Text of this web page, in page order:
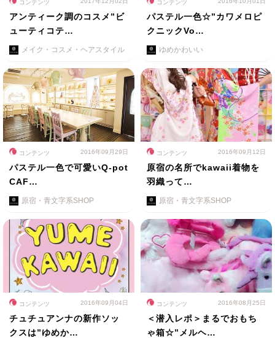
コンテンツ
アンティーク調のコスメ”ビ
ューティコテ…
メイク・コスメ・ヘアスタイル
コンテンツ
パステル一色☆”カワメロピ
クニックVo…
ゆめかわいい
コンテンツ 2016年09月29日
パステル一色で可愛いQ-pot
CAF…
原宿・青文字系SHOP
コンテンツ 2016年09月12日
原宿の名所でkawaii着物を
羽織って…
原宿・青文字系SHOP
コンテンツ 2016年09月04日
チュチュアンナの新作ソッ
クスは”ゆめか…
コンテンツ 2016年08月25日
＜潜入レポ＞まるでおもち
ゃ箱☆”メルヘ…